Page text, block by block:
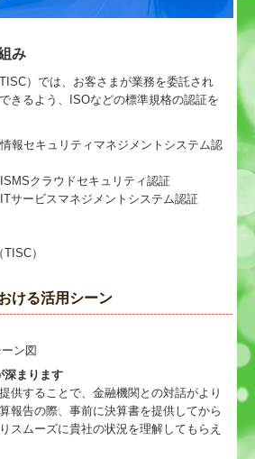
み
）では、お客さまが業務を委託され
きるよう、ISOなどの標準規格の認証を
報セキュリティマネジメントシステム認
クラウドセキュリティ認証
サービスマネジメントシステム認証
ける活用シーン
深まります
供することで、金融機関との対話がより
報告の際、事前に決算書を提供してから
スムーズに貴社の状況を理解してもらえ